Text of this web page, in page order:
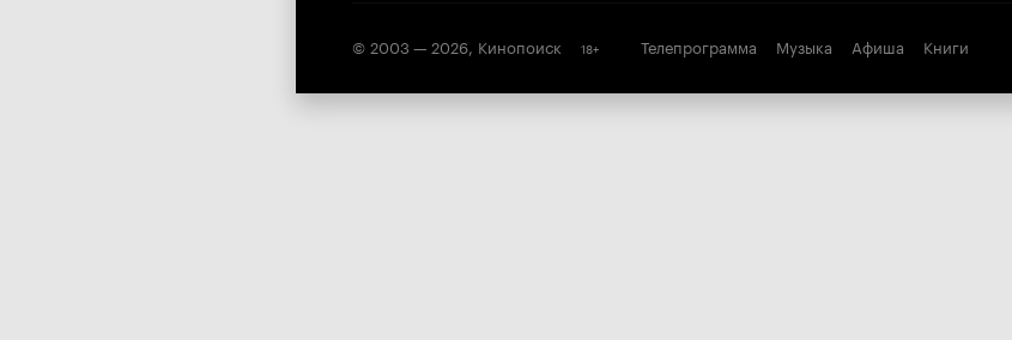
© 2003 — 2026, Кинопоиск 18+ Телепрограмма Музыка Афиша Книги